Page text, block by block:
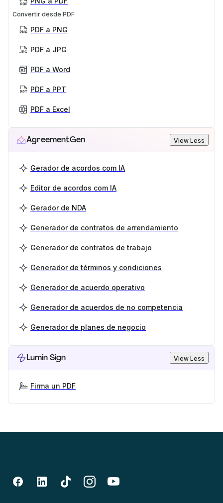
Convertir desde PDF
PDF a PNG
PDF a JPG
PDF a Word
PDF a PPT
PDF a Excel
AgreementGen View Less
Gerador de acordos com IA
Editor de acordos com IA
Gerador de NDA
Generador de contratos de arrendamiento
Generador de contratos de trabajo
Generador de términos y condiciones
Generador de acuerdo operativo
Generador de acuerdos de no competencia
Generador de planes de negocio
Lumin Sign View Less
Firma un PDF